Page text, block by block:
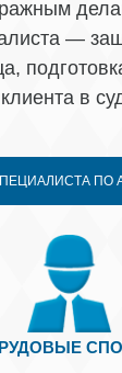
—
в
ПО